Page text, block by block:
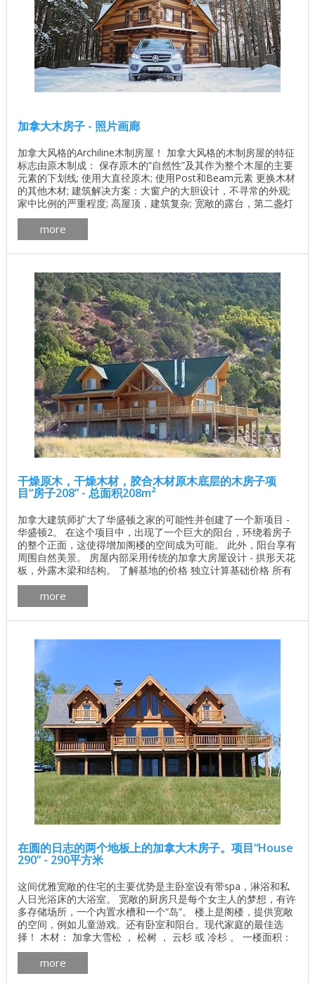
加拿大木房子 - 照片画廊
加拿大风格的Archiline木制房屋！ 加拿大风格的木制房屋的特征
标志由原木制成： 保存原木的“自然性”及其作为整个木屋的主要
元素的下划线; 使用大直径原木; 使用Post和Beam元素 更换木材
的其他木材; 建筑解决方案：大窗户的大胆设计，不寻常的外观;
家中比例的严重程度; 高屋顶，建筑复杂; 宽敞的露台，第二盏灯
和宽敞的大厅; 加工具有环保成分的防腐剂; 屋顶框架技术的建设;
more
干燥原木，干燥木材，胶合木材原木底层的木房子项
目“房子208” - 总面积208m²
加拿大建筑师扩大了华盛顿之家的可能性并创建了一个新项目 -
华盛顿2。 在这个项目中，出现了一个巨大的阳台，环绕着房子
的整个正面，这使得增加阁楼的空间成为可能。 此外，阳台享有
周围自然美景。 房屋内部采用传统的加拿大房屋设计 - 拱形天花
板，外露木梁和结构。 了解基地的价格 独立计算基础价格 所有
建筑工程在建房和修理房屋 - 找出价格 木屋的最佳项目 墙壁材
料最佳住宅项目 木材： 加拿大雪松 ， 松树 ， 云杉 或 冷杉 。
一楼面积：119.8平方米 二楼面积：88.1平方米 ...
more
在圆的日志的两个地板上的加拿大木房子。项目“House
290” - 290平方米
这间优雅宽敞的住宅的主要优势是主卧室设有带spa，淋浴和私
人日光浴床的大浴室。 宽敞的厨房只是每个女主人的梦想，有许
多存储场所，一个内置水槽和一个“岛”。 楼上是阁楼，提供宽敞
的空间，例如儿童游戏。还有卧室和阳台。现代家庭的最佳选
择！ 木材： 加拿大雪松 ， 松树 ， 云杉 或 冷杉 。 一楼面积：
180.8平方米 二楼面积：110.1平方米（包括1.8米的天花板高
度） 总面积：290.9平方米 了解基地的价格 独立计算基础价格
所有建筑工程在建房和修理房屋 - 找出价格 木屋的最佳项目 ...
more